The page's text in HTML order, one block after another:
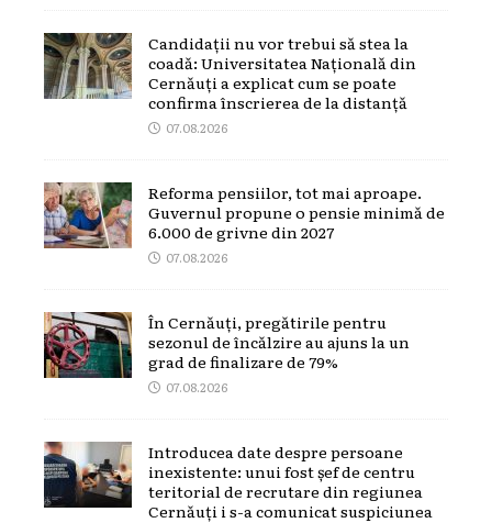
Candidații nu vor trebui să stea la
coadă: Universitatea Națională din
Cernăuți a explicat cum se poate
confirma înscrierea de la distanță
07.08.2026
Reforma pensiilor, tot mai aproape.
Guvernul propune o pensie minimă de
6.000 de grivne din 2027
07.08.2026
În Cernăuți, pregătirile pentru
sezonul de încălzire au ajuns la un
grad de finalizare de 79%
07.08.2026
Introducea date despre persoane
inexistente: unui fost șef de centru
teritorial de recrutare din regiunea
Cernăuți i s-a comunicat suspiciunea